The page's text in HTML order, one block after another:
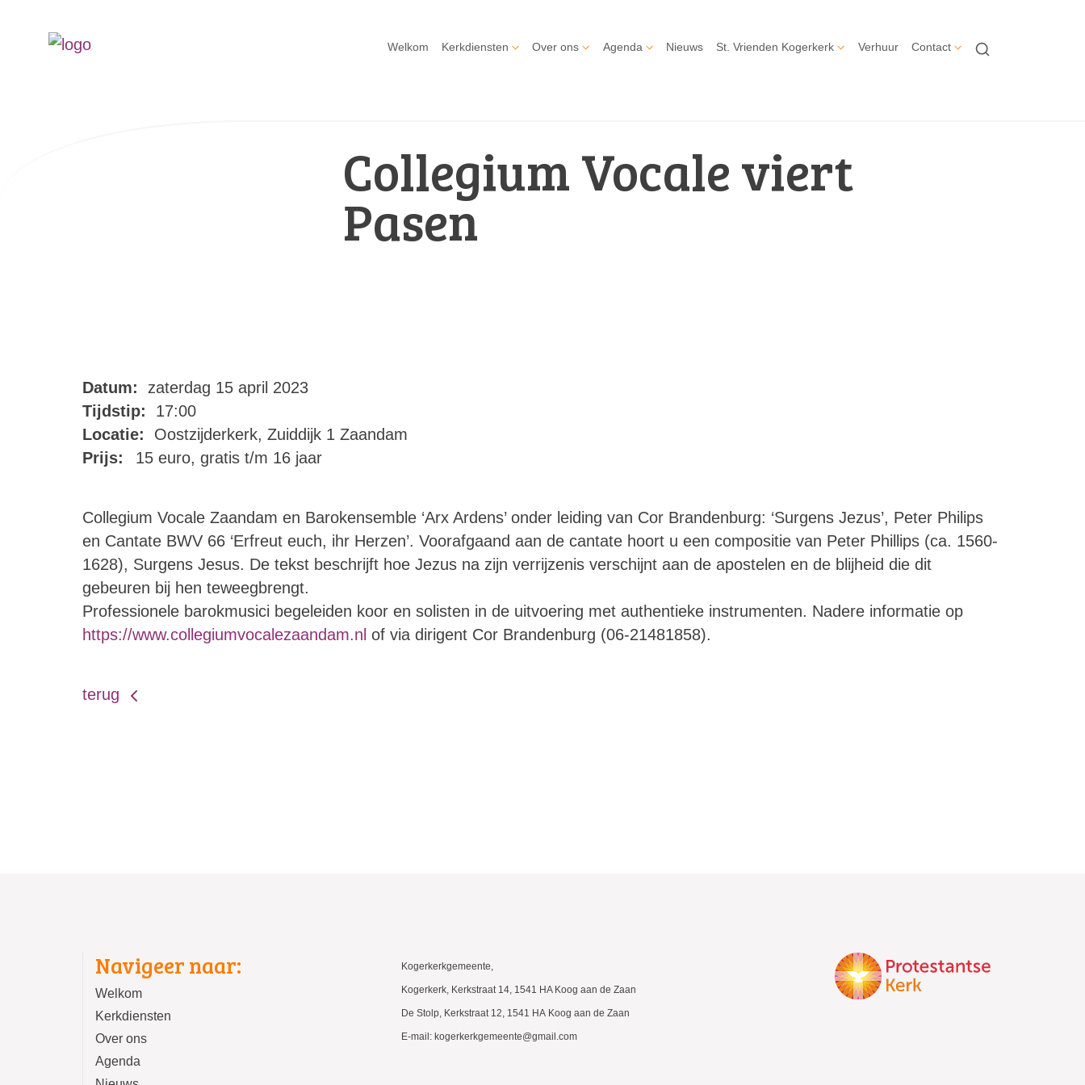
Welkom Kerkdiensten Over ons Agenda Nieuws St. Vrienden Kogerkerk Verhuur Contact
Collegium Vocale viert
Pasen
Datum:
zaterdag 15 april 2023
Tijdstip:
17:00
Locatie:
Oostzijderkerk, Zuiddijk 1 Zaandam
Prijs:
15 euro, gratis t/m 16 jaar
Collegium Vocale Zaandam en Barokensemble ‘Arx Ardens’ onder leiding van Cor Brandenburg: ‘Surgens Jezus’, Peter Philips
en Cantate BWV 66 ‘Erfreut euch, ihr Herzen’. Voorafgaand aan de cantate hoort u een compositie van Peter Phillips (ca. 1560-
1628), Surgens Jesus. De tekst beschrijft hoe Jezus na zijn verrijzenis verschijnt aan de apostelen en de blijheid die dit
gebeuren bij hen teweegbrengt.
Professionele barokmusici begeleiden koor en solisten in de uitvoering met authentieke instrumenten. Nadere informatie op
https://www.collegiumvocalezaandam.nl of via dirigent Cor Brandenburg (06-21481858).
terug
Navigeer naar:
Welkom
Kerkdiensten
Over ons
Agenda
Kogerkerkgemeente,
Kogerkerk, Kerkstraat 14, 1541 HA Koog aan de Zaan
De Stolp, Kerkstraat 12, 1541 HA Koog aan de Zaan
E-mail: kogerkerkgemeente@gmail.com